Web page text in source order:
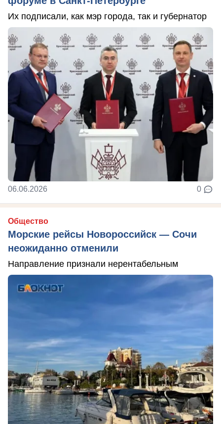
Их подписали, как мэр города, так и губернатор
06.06.2026 0
Общество
Морские рейсы Новороссийск — Сочи
неожиданно отменили
Направление признали нерентабельным